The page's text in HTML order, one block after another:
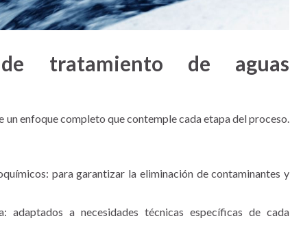
tratamiento de aguas
un enfoque completo que contemple cada etapa del proceso.
para garantizar la eliminación de contaminantes y
adaptados a necesidades técnicas específicas de cada